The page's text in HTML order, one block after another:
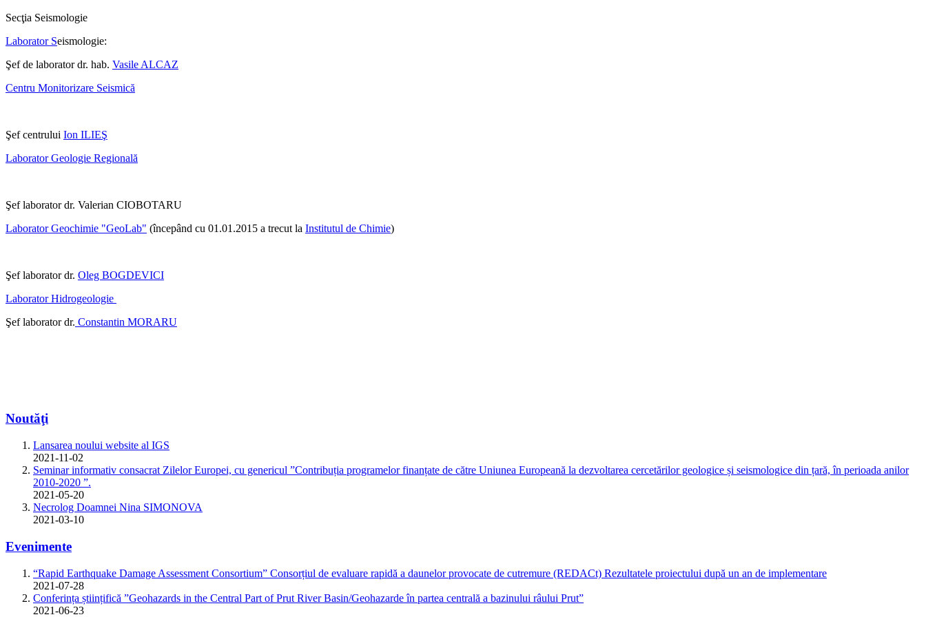
Secţia Seismologie
Laborator Seismologie:
Şef de laborator dr. hab. Vasile ALCAZ
Centru Monitorizare Seismică
Şef centrului Ion ILIEŞ
Laborator Geologie Regională
Şef laborator dr. Valerian CIOBOTARU
Laborator Geochimie "GeoLab" (începând cu 01.01.2015 a trecut la Institutul de Chimie)
Şef laborator dr. Oleg BOGDEVICI
Laborator Hidrogeologie
Şef laborator dr. Constantin MORARU
Noutăţi
Lansarea noului website al IGS
2021-11-02
Seminar informativ consacrat Zilelor Europei, cu genericul ”Contribuția programelor finanțate de către Uniunea Europeană la dezvoltarea cercetărilor geologice și seismologice din țară, în perioada anilor
2010-2020 ”.
2021-05-20
Necrolog Doamnei Nina SIMONOVA
2021-03-10
Evenimente
“Rapid Earthquake Damage Assessment Consortium” Consorțiul de evaluare rapidă a daunelor provocate de cutremure (REDACt) Rezultatele proiectului după un an de implementare
2021-07-28
Conferința științifică ”Geohazards in the Central Part of Prut River Basin/Geohazarde în partea centrală a bazinului râului Prut”
2021-06-23